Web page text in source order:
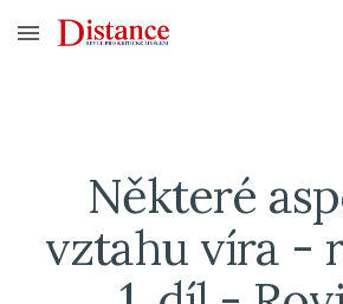
Skip to main content
Některé
vztahu víra -